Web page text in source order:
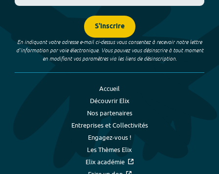
S'inscrire
En indiquant votre adresse e-mail ci-dessus vous consentez à recevoir notre lettre
d’information par voie électronique. Vous pouvez vous désinscrire à tout moment
en modifiant vos paramètres via les liens de désinscription.
Accueil
Découvrir Elix
Nos partenaires
Entreprises et Collectivités
Engagez-vous !
Les Thèmes Elix
Elix académie